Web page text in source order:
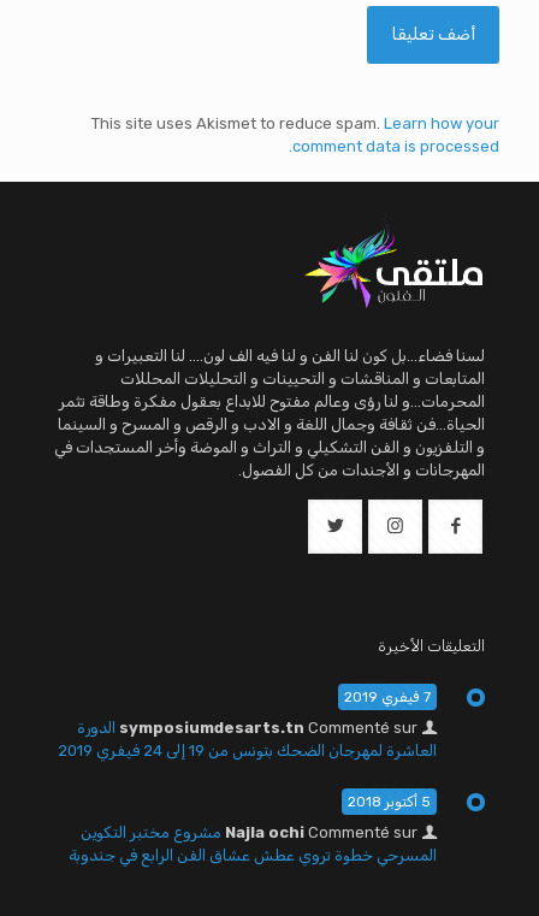
This site uses Akismet to reduce spam. Learn how your
comment data is processed.
لسنا فضاء...بل كون لنا الفن و لنا فيه الف لون.... لنا التعبيرات و
المتابعات و المناقشات و التحيينات و التحليلات المحللات
المحرمات...و لنا رؤى وعالم مفتوح للابداع بعقول مفكرة وطاقة تثمر
الحياة...فن ثقافة وجمال اللغة و الادب و الرقص و المسرح و السينما
و التلفزيون و الفن التشكيلي و التراث و الموضة وأخر المستجدات في
المهرجانات و الأجندات من كل الفصول.
التعليقات الأخيرة
7 فيفري 2019
symposiumdesarts.tn Commenté sur
الدورة
العاشرة لمهرجان الضحك بتونس من 19 إلى 24 فيفري 2019
5 أكتوبر 2018
Najla ochi Commenté sur
مشروع مختبر التكوين
المسرحي خطوة تروي عطش عشاق الفن الرابع في جندوبة